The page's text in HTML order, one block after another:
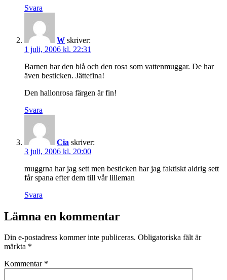
Svara
W skriver:
1 juli, 2006 kl. 22:31
Barnen har den blå och den rosa som vattenmuggar. De har
även besticken. Jättefina!
Den hallonrosa färgen är fin!
Svara
Cia skriver:
3 juli, 2006 kl. 20:00
muggrna har jag sett men besticken har jag faktiskt aldrig sett
får spana efter dem till vår lilleman
Svara
Lämna en kommentar
Din e-postadress kommer inte publiceras. Obligatoriska fält är
märkta *
Kommentar *